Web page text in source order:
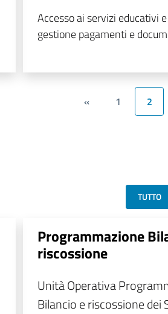
Accesso ai servizi educativi
gestione pagamenti e
« 1 2
TUTTO
Programmazione
riscossione
Unità Operativa
Bilancio e riscossione dei